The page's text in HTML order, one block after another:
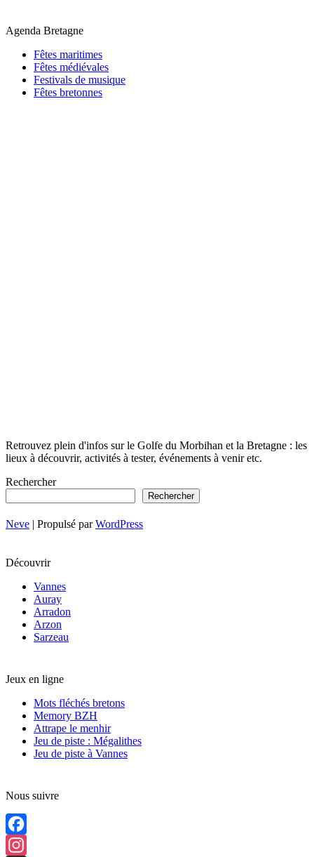
Agenda Bretagne
Fêtes maritimes
Fêtes médiévales
Festivals de musique
Fêtes bretonnes
Retrouvez plein d'infos sur le Golfe du Morbihan et la Bretagne : les
lieux à découvrir, activités à tester, événements à venir etc.
Rechercher
Rechercher
Neve | Propulsé parWordPress
Découvrir
Vannes
Auray
Arradon
Arzon
Sarzeau
Jeux en ligne
Mots fléchés bretons
Memory BZH
Attrape le menhir
Jeu de piste : Mégalithes
Jeu de piste à Vannes
Nous suivre
Facebook